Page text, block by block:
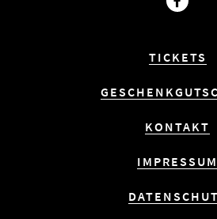
TICKETS
KONTAKT
IMPRESSUM